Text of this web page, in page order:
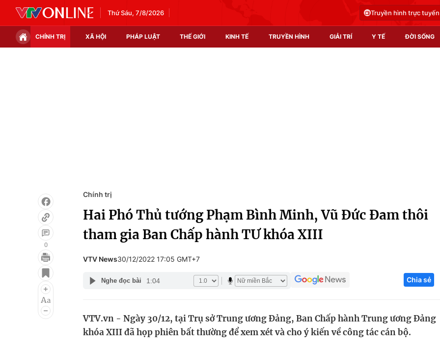
Thứ Sáu, 7/8/2026 Truyền hình trực tuyến
CHÍNH TRỊ XÃ HỘI PHÁP LUẬT THẾ GIỚI KINH TẾ TRUYỀN HÌNH GIẢI TRÍ Y TẾ ĐỜI SỐNG
Infographic
Điện ảnh
Âm nhạc
Du lịch
Chất lượng cuộc sống
Tuyển sinh
Hitech Công
Thị trường
0
Chính trị
Hai Phó Thủ tướng Phạm Bình Minh, Vũ Đức Đam thôi
tham gia Ban Chấp hành TƯ khóa XIII
VTV News30/12/2022 17:05 GMT+7
Nghe đọc bài 1:04 Chia sẻ
VTV.vn - Ngày 30/12, tại Trụ sở Trung ương Đảng, Ban Chấp hành Trung ương Đảng
khóa XIII đã họp phiên bất thường để xem xét và cho ý kiến về công tác cán bộ.